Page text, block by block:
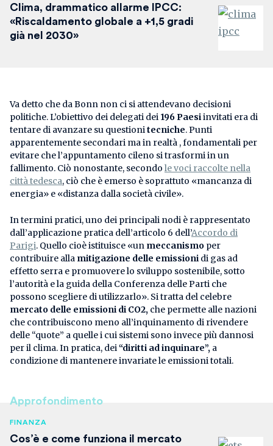
Clima, drammatico allarme IPCC:
«Riscaldamento globale a +1,5 gradi
già nel 2030»
Va detto che da Bonn non ci si attendevano decisioni
politiche. L’obiettivo dei delegati dei 196 Paesiinvitati era di
tentare di avanzare su questionitecniche. Punti
apparentemente secondari ma in realtà , fondamentali per
evitare che l’appuntamento cileno si trasformi in un
fallimento. Ciò nonostante, secondo le voci raccolte nella
città tedesca, ciò che è emerso è soprattuto «mancanza di
energia» e «distanza dalla società civile».
In termini pratici, uno dei principali nodi è rappresentato
dall’applicazione pratica dell’articolo 6 dell’Accordo di
Parigi. Quello cioè istituisce «un meccanismo per
contribuire alla mitigazione delle emissioni di gas ad
effetto serra e promuovere lo sviluppo sostenibile, sotto
l’autorità e la guida della Conferenza delle Parti che
possono scegliere di utilizzarlo». Si tratta del celebre
mercato delle emissioni di CO2, che permette alle nazioni
che contribuiscono meno all’inquinamento di rivendere
delle “quote” a quelle i cui sistemi sono invece più dannosi
per il clima. In pratica, dei“diritti ad inquinare”, a
condizione di mantenere invariate le emissioni totali.
Approfondimento
FINANZA
Cos’è e come funziona il mercato